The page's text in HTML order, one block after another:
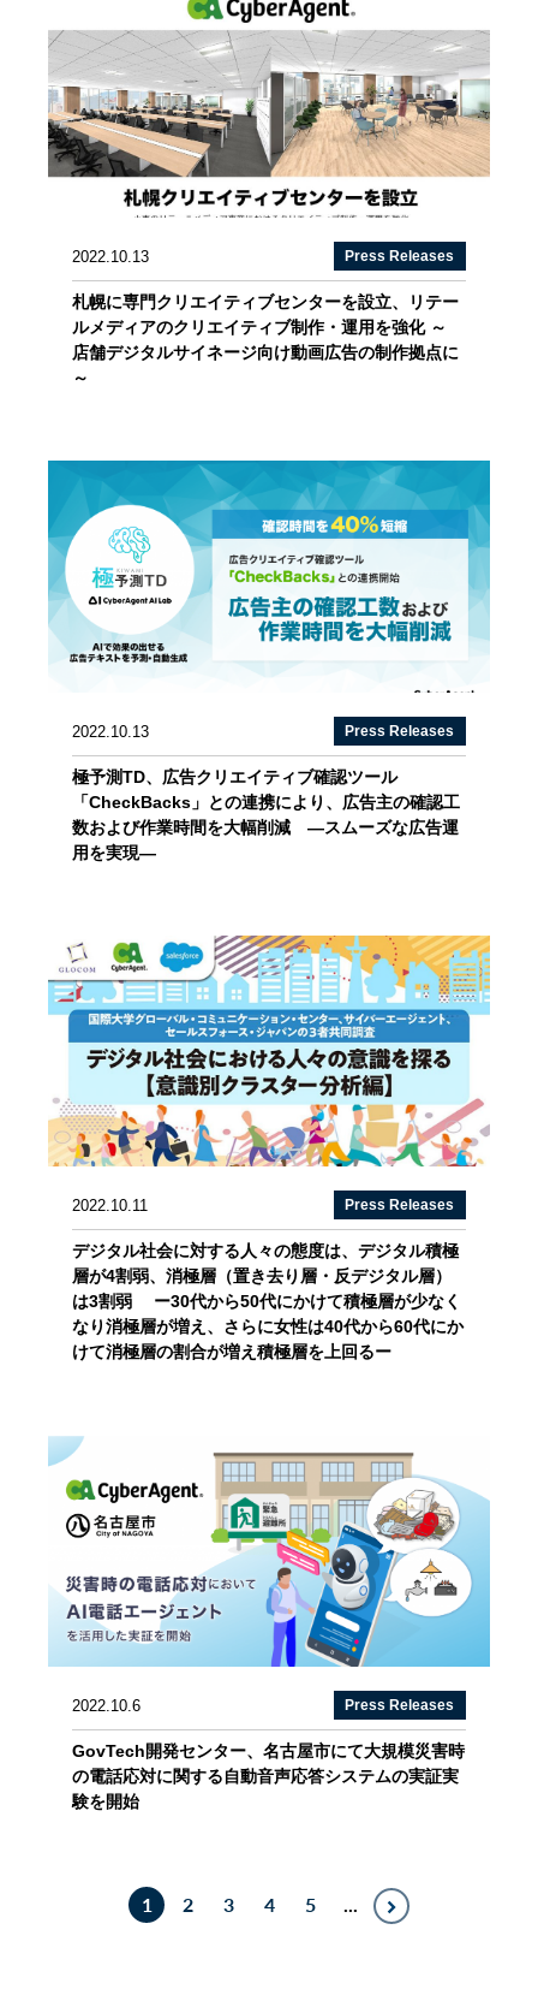
2022.10.13 Press Releases
札幌に専門クリエイティブセンターを設立、リテー
ルメディアのクリエイティブ制作・運用を強化 ～
店舗デジタルサイネージ向け動画広告の制作拠点に
～
2022.10.13 Press Releases
極予測TD、広告クリエイティブ確認ツール
「CheckBacks」との連携により、広告主の確認工
数および作業時間を大幅削減 ―スムーズな広告運
用を実現―
2022.10.11 Press Releases
デジタル社会に対する人々の態度は、デジタル積極
層が4割弱、消極層（置き去り層・反デジタル層）
は3割弱 ー30代から50代にかけて積極層が少なく
なり消極層が増え、さらに女性は40代から60代にか
けて消極層の割合が増え積極層を上回るー
2022.10.6 Press Releases
GovTech開発センター、名古屋市にて大規模災害時
の電話応対に関する自動音声応答システムの実証実
験を開始
1 2 3 4 5 ...